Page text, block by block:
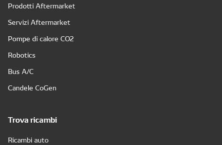
Prodotti Aftermarket
Servizi Aftermarket
Pompe di calore CO2
Robotics
Bus A/C
Candele CoGen
Trova ricambi
Ricambi auto